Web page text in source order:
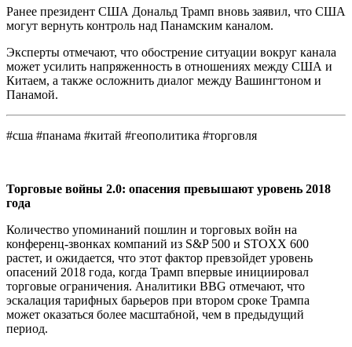
Ранее президент США Дональд Трамп вновь заявил, что США
могут вернуть контроль над Панамским каналом.
Эксперты отмечают, что обострение ситуации вокруг канала
может усилить напряженность в отношениях между США и
Китаем, а также осложнить диалог между Вашингтоном и
Панамой.
#сша #панама #китай #геополитика #торговля
Торговые войны 2.0: опасения превышают уровень 2018
года
Количество упоминаний пошлин и торговых войн на
конференц-звонках компаний из S&P 500 и STOXX 600
растет, и ожидается, что этот фактор превзойдет уровень
опасений 2018 года, когда Трамп впервые инициировал
торговые ограничения. Аналитики BBG отмечают, что
эскалация тарифных барьеров при втором сроке Трампа
может оказаться более масштабной, чем в предыдущий
период.